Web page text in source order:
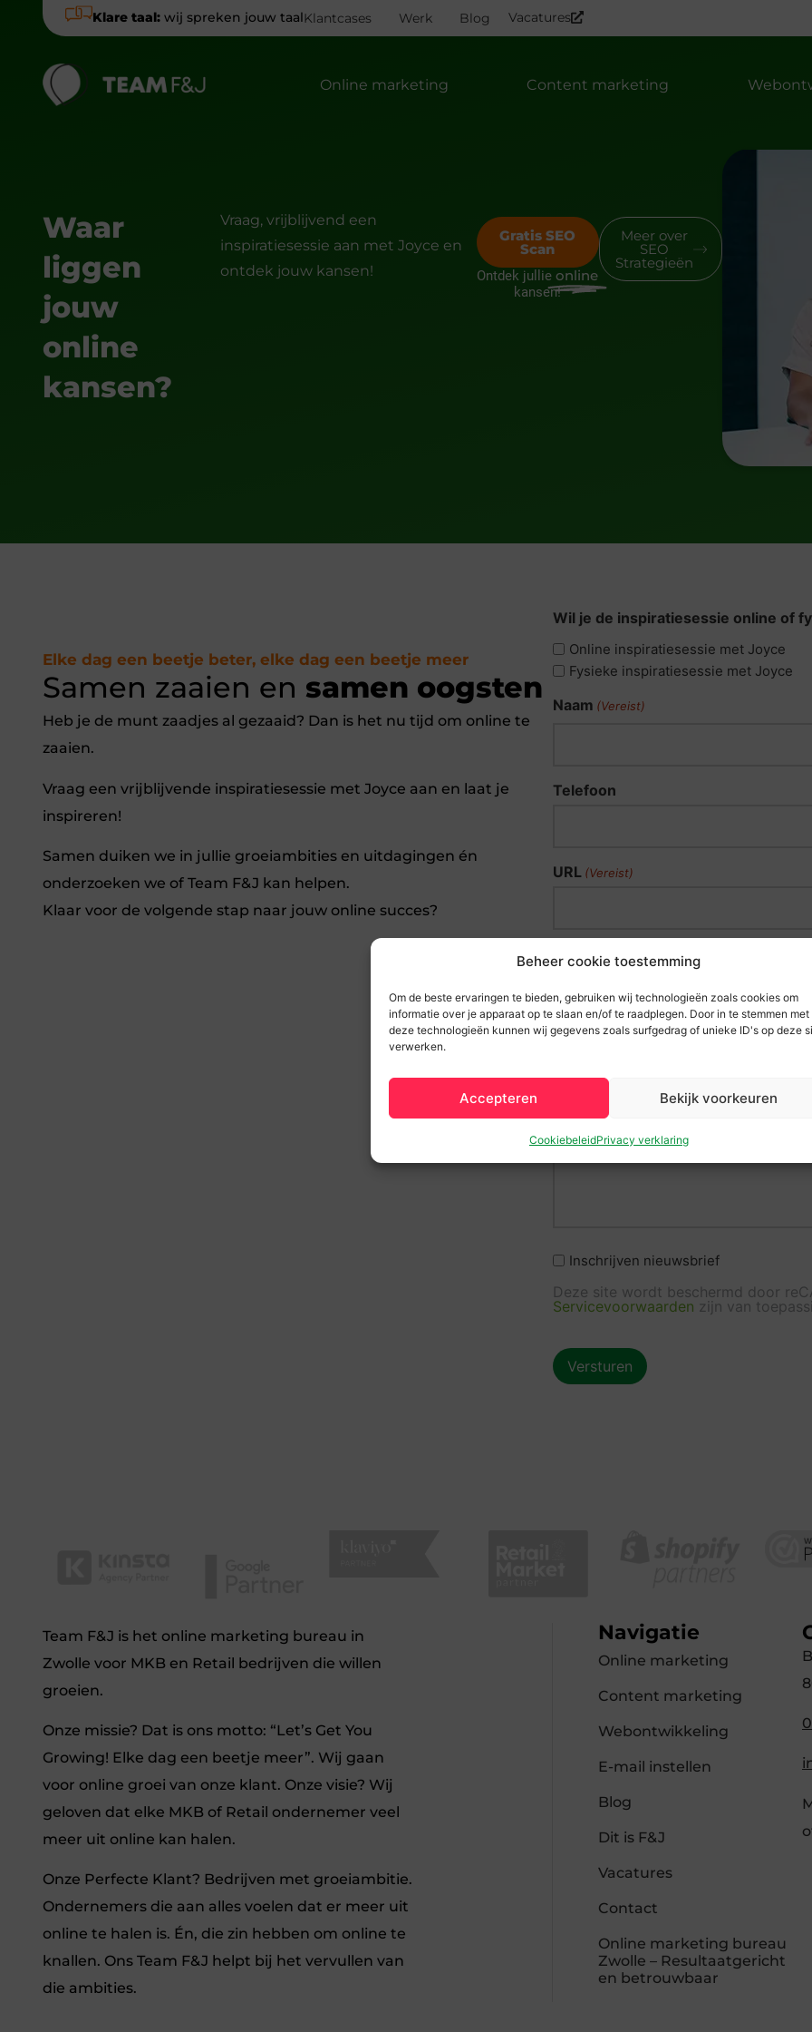
Beheer cookie toestemming
Om de beste ervaringen te bieden, gebruiken wij technologieën zoals cookies om
informatie over je apparaat op te slaan en/of te raadplegen. Door in te stemmen met
deze technologieën kunnen wij gegevens zoals surfgedrag of unieke ID's op deze
verwerken.
Accepteren Bekijk voorkeuren
CookiebeleidPrivacy verklaring
Klare taal: wij spreken jouw taalKlantcases Werk Blog Vacatures
Online marketing Content marketing
Waar
liggen
jouw
online
kansen?
Vraag, vrijblijvend een
inspiratiesessie aan met Joyce en
ontdek jouw kansen!
Gratis SEO
Scan
Ontdek jullie online
kansen!
Meer over
SEO
Strategieën
Wil je de inspiratiesessie online of
Online inspiratiesessie met Joyce
Fysieke inspiratiesessie met Joyce
Naam (Vereist)
Telefoon
URL (Vereist)
Opmerkingen
GeenInschrijven nieuwsbrief
Deze site wordt beschermd door
Servicevoorwaarden zijn van
Elke dag een beetje beter, elke dag een beetje meer
Samen zaaien en samen oogsten
Heb je de munt zaadjes al gezaaid? Dan is het nu tijd om online te
zaaien.
Vraag een vrijblijvende inspiratiesessie met Joyce aan en laat je
inspireren!
Samen duiken we in jullie groeiambities en uitdagingen én
onderzoeken we of Team F&J kan helpen.
Klaar voor de volgende stap naar jouw online succes?
Team F&J is het online marketing bureau in
Zwolle voor MKB en Retail bedrijven die willen
groeien.
Onze missie? Dat is ons motto: “Let’s Get You
Growing! Elke dag een beetje meer”. Wij gaan
voor online groei van onze klant. Onze visie? Wij
geloven dat elke MKB of Retail ondernemer veel
meer uit online kan halen.
Onze Perfecte Klant? Bedrijven met groeiambitie.
Ondernemers die aan alles voelen dat er meer uit
online te halen is. Én, die zin hebben om online te
knallen. Ons Team F&J helpt bij het vervullen van
die ambities.
Navigatie
Online marketing
Content marketing
Webontwikkeling
E-mail instellen
Blog
Dit is F&J
Vacatures
Contact
Online marketing bureau
Zwolle – Resultaatgericht
en betrouwbaar